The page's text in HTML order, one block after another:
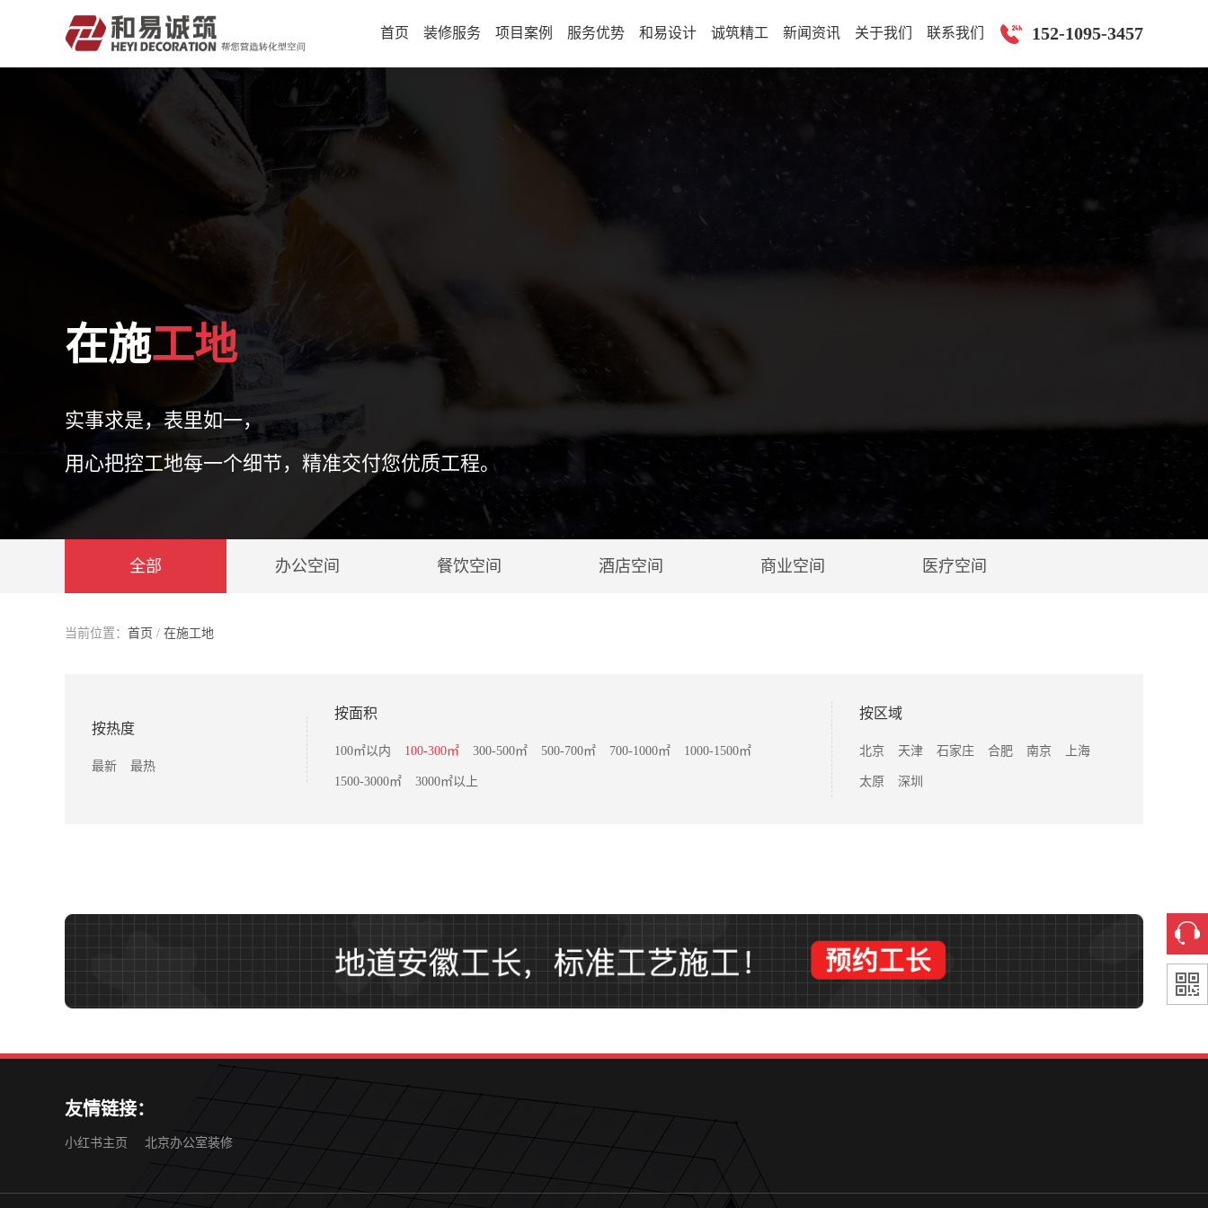
首页 装修服务 项目案例 服务优势 和易设计 诚筑精工 新闻资讯 关于我们 联系我们 152-1095-3457
在施工地
实事求是，表里如一，
用心把控工地每一个细节，精准交付您优质工程。
全部 办公空间 餐饮空间 酒店空间 商业空间 医疗空间
当前位置： 首页 / 在施工地
按热度
最新 最热
按面积
100㎡以内 100-300㎡ 300-500㎡ 500-700㎡ 700-1000㎡ 1000-1500㎡
1500-3000㎡ 3000㎡以上
按区域
北京 天津 石家庄 合肥 南京 上海
太原 深圳
友情链接：
小红书主页 北京办公室装修